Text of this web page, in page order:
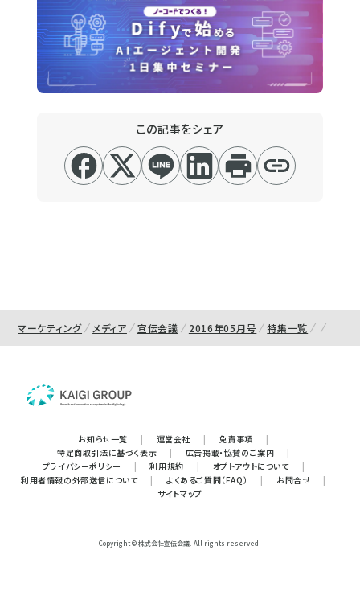
この記事をシェア
マーケティング メディア 宣伝会議 2016年05月号 特集一覧
お知らせ一覧 | 運営会社 | 免責事項
|
特定商取引法に基づく表示
| 広告掲載・協賛のご案内
|
プライバシーポリシー
| 利用規約 | オプトアウトについて
|
利用者情報の外部送信について
| よくあるご質問（FAQ） | お問合せ
|
サイトマップ
Copyright © 株式会社宣伝会議. All rights reserved.